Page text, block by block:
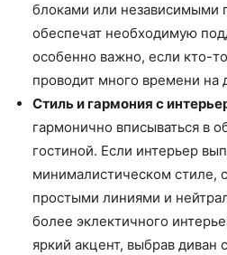
блоками или независимыми
обеспечат необходимую
особенно важно, если кто-
проводит много времени на
Стиль и гармония с
гармонично вписываться в
гостиной. Если интерьер
минималистическом стиле,
простыми линиями и
более эклектичного
яркий акцент, выбрав диван